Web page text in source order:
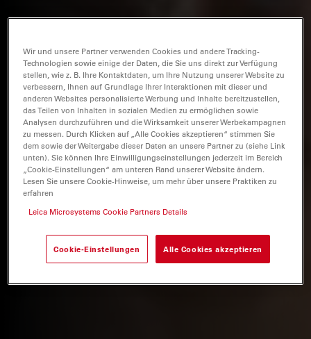
Wir und unsere Partner verwenden Cookies und andere Tracking-
Technologien sowie einige der Daten, die Sie uns direkt zur Verfügung
stellen, wie z. B. Ihre Kontaktdaten, um Ihre Nutzung unserer Website zu
verbessern, Ihnen auf Grundlage Ihrer Interaktionen mit dieser und
anderen Websites personalisierte Werbung und Inhalte bereitzustellen,
das Teilen von Inhalten in sozialen Medien zu ermöglichen sowie
Analysen durchzuführen und die Wirksamkeit unserer Werbekampagnen
zu messen. Durch Klicken auf „Alle Cookies akzeptieren“ stimmen Sie
dem sowie der Weitergabe dieser Daten an unsere Partner zu (siehe Link
unten). Sie können Ihre Einwilligungseinstellungen jederzeit im Bereich
„Cookie-Einstellungen“ am unteren Rand unserer Website ändern.
Lesen Sie unsere Cookie-Hinweise, um mehr über unsere Praktiken zu
erfahren
Leica Microsystems Cookie Partners Details
Cookie-Einstellungen Alle Cookies akzeptieren